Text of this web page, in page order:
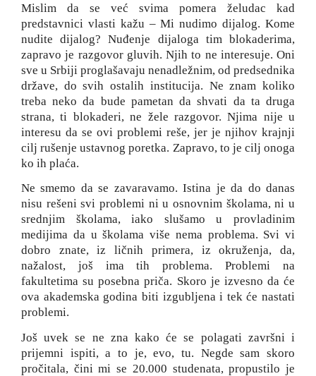
Mislim da se već svima pomera želudac kad
predstavnici vlasti kažu – Mi nudimo dijalog. Kome
nudite dijalog? Nuđenje dijaloga tim blokaderima,
zapravo je razgovor gluvih. Njih to ne interesuje. Oni
sve u Srbiji proglašavaju nenadležnim, od predsednika
države, do svih ostalih institucija. Ne znam koliko
treba neko da bude pametan da shvati da ta druga
strana, ti blokaderi, ne žele razgovor. Njima nije u
interesu da se ovi problemi reše, jer je njihov krajnji
cilj rušenje ustavnog poretka. Zapravo, to je cilj onoga
ko ih plaća.
Ne smemo da se zavaravamo. Istina je da do danas
nisu rešeni svi problemi ni u osnovnim školama, ni u
srednjim školama, iako slušamo u provladinim
medijima da u školama više nema problema. Svi vi
dobro znate, iz ličnih primera, iz okruženja, da,
nažalost, još ima tih problema. Problemi na
fakultetima su posebna priča. Skoro je izvesno da će
ova akademska godina biti izgubljena i tek će nastati
problemi.
Još uvek se ne zna kako će se polagati završni i
prijemni ispiti, a to je, evo, tu. Negde sam skoro
pročitala, čini mi se 20.000 studenata, propustilo je